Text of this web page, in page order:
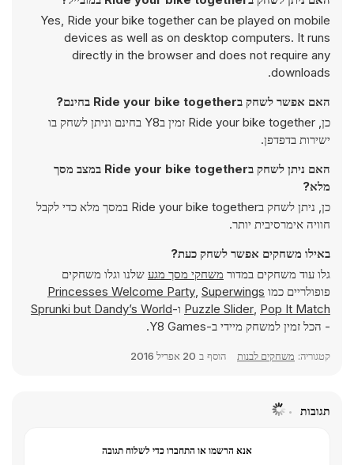
Yes, Ride your bike together can be played on mobile
devices as well as on desktop computers. It runs
directly in the browser and does not require any
downloads.
האם אפשר לשחק בRide your bike together בחינם?
כן, Ride your bike together זמין בY8 בחינם וניתן לשחק בו
ישירות בדפדפן.
האם ניתן לשחק בRide your bike together במצב מסך
מלא?
כן, ניתן לשחק בRide your bike together במסך מלא כדי לקבל
חוויה אימרסיבית יותר.
באילו משחקים אפשר לשחק כעת?
גלו עוד משחקים במדור משחקי מסך מגע שלנו וגלו משחקים
פופולריים כמו
Princesses Welcome Party, Superwings
Puzzle Slider, Pop It Match ו-Sprunki but Dandy’s World
- הכל זמין למשחק מיידי ב-Y8 Games.
קטגוריה: משחקים לבנות הוסף ב 20 אפריל 2016
תגובות
אנא הרשמו או התחברו כדי לשלוח תגובה